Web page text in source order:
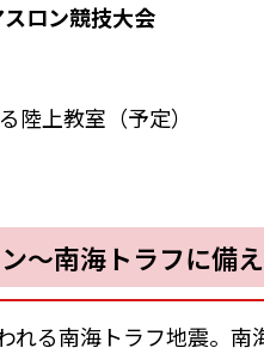
ロン競技大会
陸上教室（予定）
～南海トラフに備
れる南海トラフ地震。